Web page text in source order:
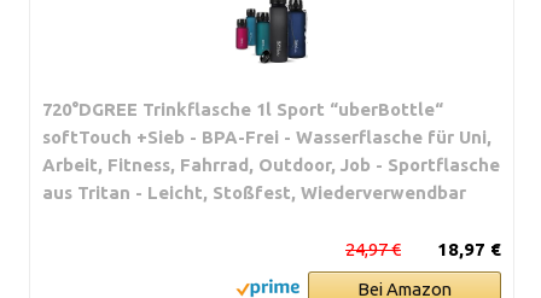
720°DGREE Trinkflasche 1l Sport “uberBottle“
softTouch +Sieb - BPA-Frei - Wasserflasche für Uni,
Arbeit, Fitness, Fahrrad, Outdoor, Job - Sportflasche
aus Tritan - Leicht, Stoßfest, Wiederverwendbar
18,97 €
24,97 €
Bei Amazon